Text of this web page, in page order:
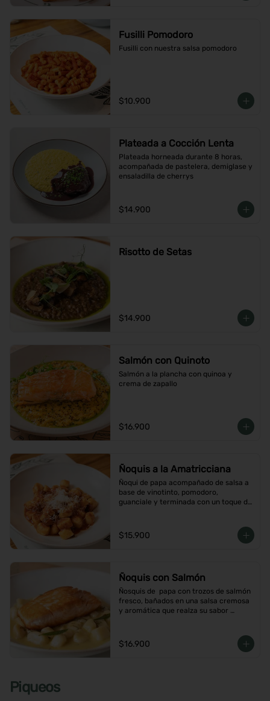
Fusilli Pomodoro
Fusilli con nuestra salsa pomodoro
$10.900
Plateada a Cocción Lenta
Plateada horneada durante 8 horas,
acompañada de pastelera, demiglase y
ensaladilla de cherrys
$14.900
Risotto de Setas
$14.900
Salmón con Quinoto
Salmón a la plancha con quinoa y
crema de zapallo
$16.900
Ñoquis a la Amatricciana
Ñoqui de papa acompañado de salsa a
base de vinotinto, pomodoro,
guanciale y terminada con un toque de
$15.900
Ñoquis con Salmón
Ñosquis de  papa con trozos de salmón
fresco, bañados en una salsa cremosa
y aromática que realza su sabor
$16.900
Piqueos